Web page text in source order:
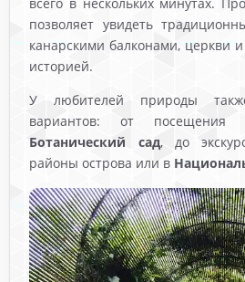
позволяет увидеть
канарскими балконами, церкви
историей.
У любителей природы
вариантов: от посещения
Ботанический сад, до
районы острова или в